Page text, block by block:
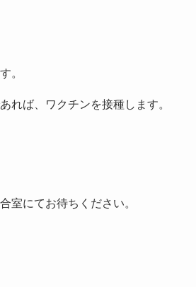
。
れば、ワクチンを接種します。
室にてお待ちください。